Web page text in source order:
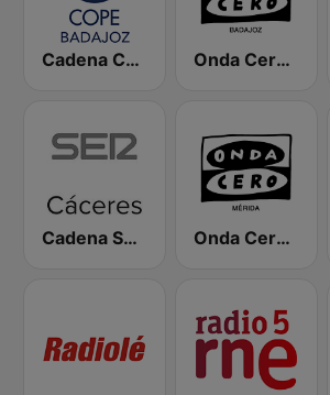
Cadena COPE Badajoz Onda Cero Badajoz
Cadena SER Cáceres Onda Cero Mérida